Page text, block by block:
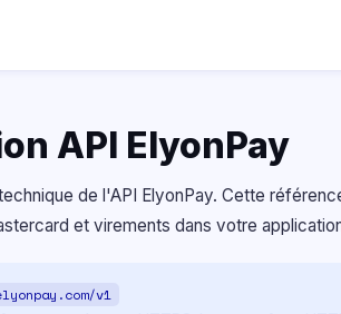
API ElyonPay
de l'API ElyonPay. Cette
et virements dans votre
v1